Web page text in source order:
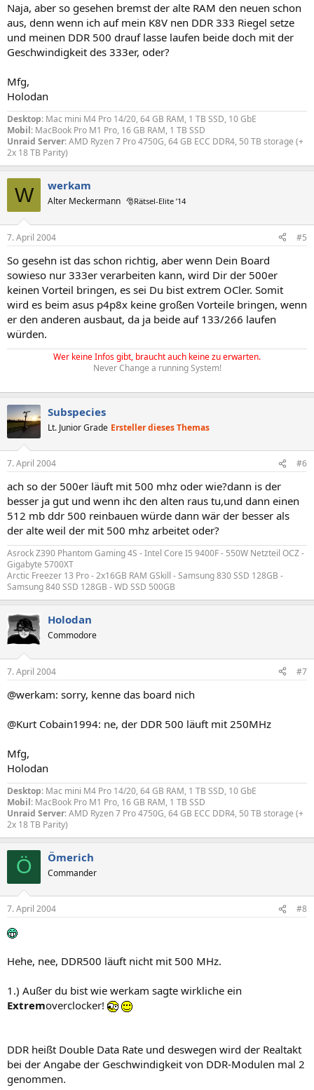
Naja, aber so gesehen bremst der alte RAM den neuen schon
aus, denn wenn ich auf mein K8V nen DDR 333 Riegel setze
und meinen DDR 500 drauf lasse laufen beide doch mit der
Geschwindigkeit des 333er, oder?
Mfg,
Holodan
Desktop: Mac mini M4 Pro 14/20, 64 GB RAM, 1 TB SSD, 10 GbE
Mobil: MacBook Pro M1 Pro, 16 GB RAM, 1 TB SSD
Unraid Server: AMD Ryzen 7 Pro 4750G, 64 GB ECC DDR4, 50 TB storage (+
2x 18 TB Parity)
W werkam
Alter Meckermann 🎅Rätsel-Elite ’14
7. April 2004 #5
So gesehn ist das schon richtig, aber wenn Dein Board
sowieso nur 333er verarbeiten kann, wird Dir der 500er
keinen Vorteil bringen, es sei Du bist extrem OCler. Somit
wird es beim asus p4p8x keine großen Vorteile bringen, wenn
er den anderen ausbaut, da ja beide auf 133/266 laufen
würden.
Wer keine Infos gibt, braucht auch keine zu erwarten.
Never Change a running System!
Subspecies
Lt. Junior Grade Ersteller dieses Themas
7. April 2004 #6
ach so der 500er läuft mit 500 mhz oder wie?dann is der
besser ja gut und wenn ihc den alten raus tu,und dann einen
512 mb ddr 500 reinbauen würde dann wär der besser als
der alte weil der mit 500 mhz arbeitet oder?
Asrock Z390 Phantom Gaming 4S - Intel Core I5 9400F - 550W Netzteil OCZ -
Gigabyte 5700XT
Arctic Freezer 13 Pro - 2x16GB RAM GSkill - Samsung 830 SSD 128GB -
Samsung 840 SSD 128GB - WD SSD 500GB
Holodan
Commodore
7. April 2004 #7
@werkam: sorry, kenne das board nich
@Kurt Cobain1994: ne, der DDR 500 läuft mit 250MHz
Mfg,
Holodan
Desktop: Mac mini M4 Pro 14/20, 64 GB RAM, 1 TB SSD, 10 GbE
Mobil: MacBook Pro M1 Pro, 16 GB RAM, 1 TB SSD
Unraid Server: AMD Ryzen 7 Pro 4750G, 64 GB ECC DDR4, 50 TB storage (+
2x 18 TB Parity)
Ö Ömerich
Commander
7. April 2004 #8
Hehe, nee, DDR500 läuft nicht mit 500 MHz.
1.) Außer du bist wie werkam sagte wirkliche ein
Extremoverclocker!
DDR heißt Double Data Rate und deswegen wird der Realtakt
bei der Angabe der Geschwindigkeit von DDR-Modulen mal 2
genommen.